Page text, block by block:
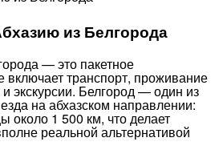
из Белгорода
— это пакетное
включает транспорт, проживание
экскурсии. Белгород — один из
на абхазском направлении:
около 1 500 км, что делает
реальной альтернативой